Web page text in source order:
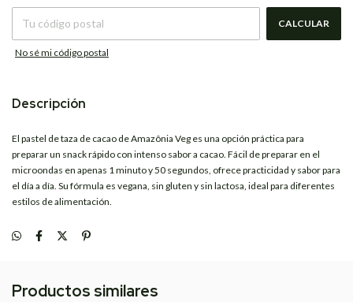
CALCULAR
No sé mi código postal
Descripción
El pastel de taza de cacao deAmazônia Veg es una opción práctica para
preparar un snack rápido con intenso sabor a cacao. Fácil de preparar en el
microondas en apenas 1 minuto y 50 segundos, ofrece practicidad y sabor para
el día a día. Su fórmula es vegana, sin gluten y sin lactosa, ideal para diferentes
estilos de alimentación.
Productos similares